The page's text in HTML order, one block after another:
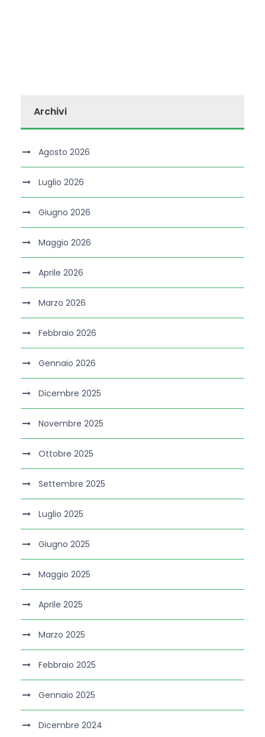
Archivi
Agosto 2026
Luglio 2026
Giugno 2026
Maggio 2026
Aprile 2026
Marzo 2026
Febbraio 2026
Gennaio 2026
Dicembre 2025
Novembre 2025
Ottobre 2025
Settembre 2025
Luglio 2025
Giugno 2025
Maggio 2025
Aprile 2025
Marzo 2025
Febbraio 2025
Gennaio 2025
Dicembre 2024